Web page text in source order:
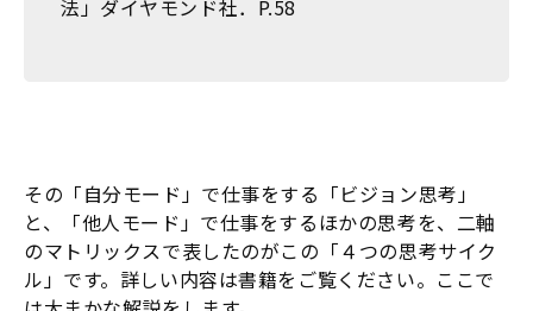
法」ダイヤモンド社．P.58
その「自分モード」で仕事をする「ビジョン思考」
と、「他人モード」で仕事をするほかの思考を、二軸
のマトリックスで表したのがこの「４つの思考サイク
ル」です。詳しい内容は書籍をご覧ください。ここで